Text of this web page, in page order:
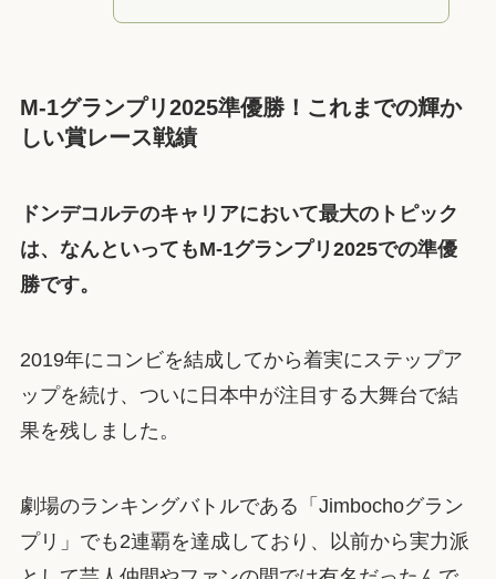
M-1グランプリ2025準優勝！これまでの輝か
しい賞レース戦績
ドンデコルテのキャリアにおいて最大のトピック
は、なんといってもM-1グランプリ2025での準優
勝です。
2019年にコンビを結成してから着実にステップア
ップを続け、ついに日本中が注目する大舞台で結
果を残しました。
劇場のランキングバトルである「Jimbochoグラン
プリ」でも2連覇を達成しており、以前から実力派